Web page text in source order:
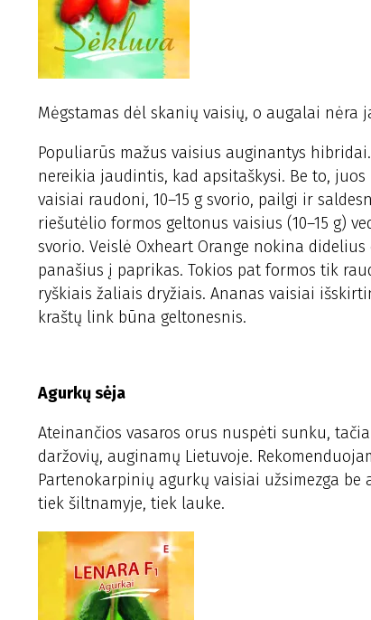
Mėgstamas dėl skanių vaisių, o augalai nėra
Populiarūs mažus vaisius auginantys
nereikia jaudintis, kad apsitaškysi. Be to,
vaisiai raudoni, 10–15 g svorio, pailgi ir
riešutėlio formos geltonus vaisius (10–15 g)
svorio. Veislė Oxheart Orange nokina
panašius į paprikas. Tokios pat formos tik
ryškiais žaliais dryžiais. Ananas vaisiai
kraštų link būna geltonesnis.
Agurkų sėja
Ateinančios vasaros orus nuspėti sunku,
daržovių, auginamų Lietuvoje.
Partenokarpinių agurkų vaisiai užsimezga be
tiek šiltnamyje, tiek lauke.